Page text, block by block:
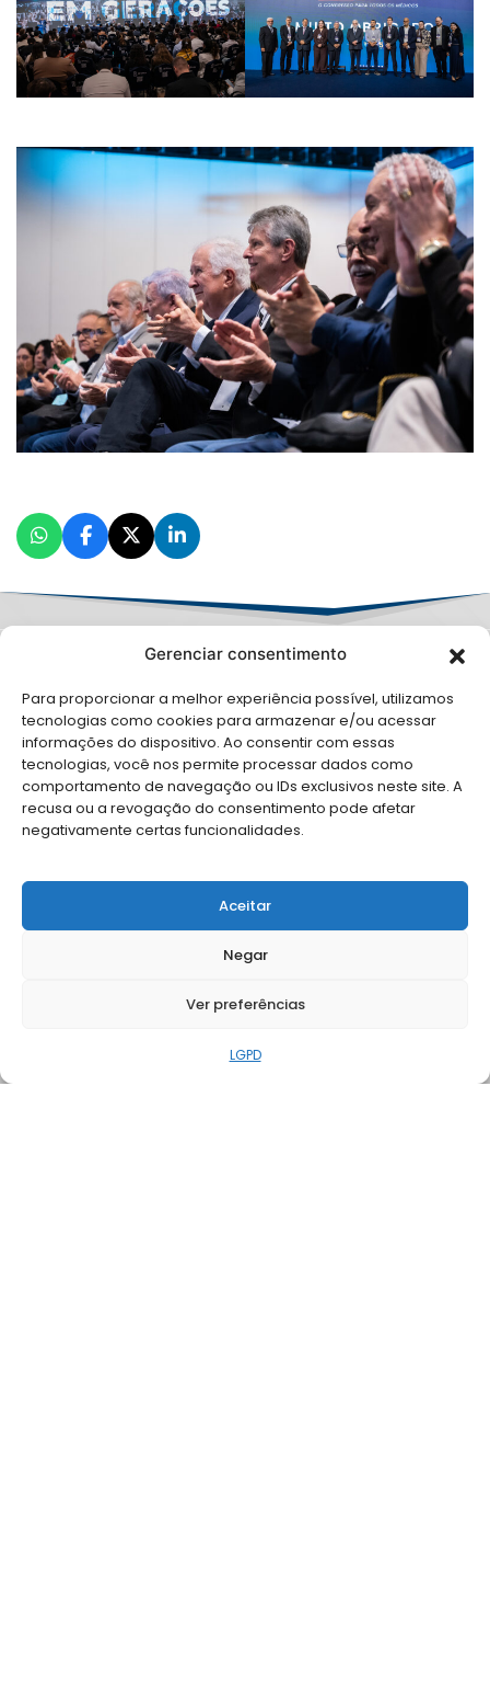
Gerenciar consentimento
Para proporcionar a melhor experiência possível, utilizamos
tecnologias como cookies para armazenar e/ou acessar
informações do dispositivo. Ao consentir com essas
tecnologias, você nos permite processar dados como
comportamento de navegação ou IDs exclusivos neste site. A
recusa ou a revogação do consentimento pode afetar
negativamente certas funcionalidades.
Aceitar
Negar
Ver preferências
LGPD
01333903
+55 (11) 3178-6800
Segunda à sexta: 9h às 18h